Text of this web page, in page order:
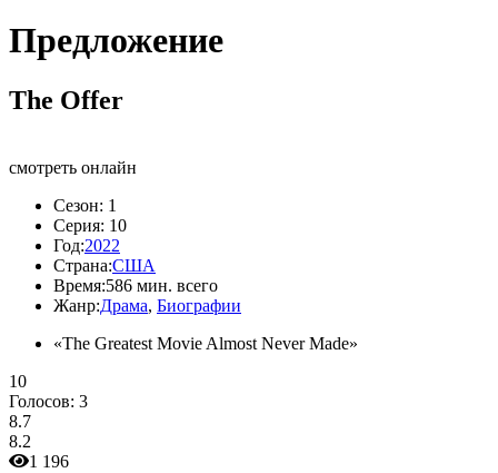
Предложение
The Offer
смотреть онлайн
Сезон: 1
Серия: 10
Год:2022
Страна:США
Время:586 мин. всего
Жанр:Драма, Биографии
«The Greatest Movie Almost Never Made»
10
Голосов: 3
8.7
8.2
1 196